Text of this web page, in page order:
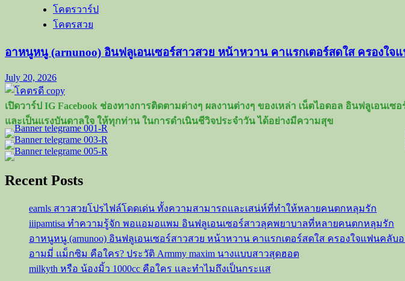
โคตรวาร์ป
โคตรสวย
อาหนูหนู (arnunoo) อินฟลูเอนเซอร์สาวสวย หน้าหวาน คาแรกเตอร์สดใส ครองใ
July 20, 2026
เปิดวาร์ป IG Facebook ช่องทางการติดตามต่างๆ ผลงานต่างๆ ของเหล่า เน็ตไอดอล อินฟลูเอน
และเป็นแรงบันดาลใจ ให้ทุกท่าน ในการดำเนินชีวิจประจำวัน ได้อย่างมีความสุข
Recent Posts
earnls สาวสวยโปรไฟล์โดดเด่น ทั้งความสามารถและเสน่ห์ที่ทำให้หลายคนตกหลุมรัก
iiipamtisa ทำความรู้จัก พอแอมอแพม อินฟลูเอนเซอร์สาวลุคพยาบาลที่หลายคนตกหลุมรัก
อาหนูหนู (arnunoo) อินฟลูเอนเซอร์สาวสวย หน้าหวาน คาแรกเตอร์สดใส ครองใจแฟนคลับ
อามมี่ แม็กซิม คือใคร? ประวัติ Armmy maxim นางแบบสาวสุดฮอต
milkyth หรือ น้องมิ้ว 1000cc คือใคร และทำไมถึงเป็นกระแส